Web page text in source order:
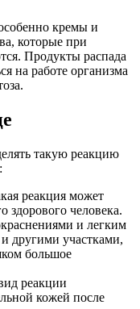
кремы и
которые при
Продукты распада
на работе организма
такую реакцию
реакция может
здорового человека.
и легким
другими участками,
большое
реакции
кожей после